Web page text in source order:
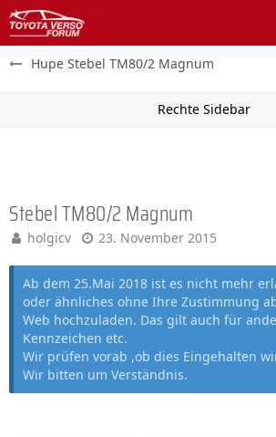
Hupe Stebel TM80/2 Magnum
Stebel TM80/2 Magnum
holgicv 23. November 2015
Ab dem 25.Mai 2018 ist es nicht mehr
oder ähnliches ohne Ihre Zustimmung
Web hochzuladen. Das gilt auch für
Kennzeichen etc.
Wir prüfen vorab ,ob dies Eingehalten
Wir bitten um Verständnis.